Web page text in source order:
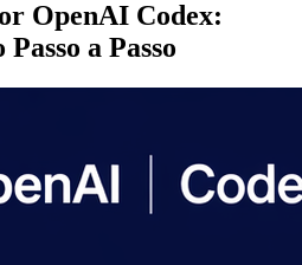
OpenAI Codex:
a Passo